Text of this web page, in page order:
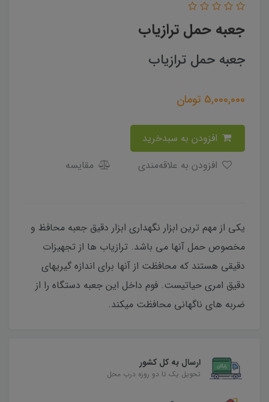
جعبه حمل ترازیاب
جعبه حمل ترازیاب
5,000,000 تومان
مقایسه
یکی از مهم ترین ابزار نگهداری ابزار دقیق جعبه محافظ و
مخصوص حمل آنها می باشد. ترازیاب ها از تجهیزات
دقیقی هستند که محافظت از آنها برای اندازه گیریهای
دقیق امری حیاتیست. فوم داخل این جعبه دستگاه را از
ضربه های ناگهانی محافظت میکند.
ارسال به کل کشور
تحویل یک تا دو روزه درب محل